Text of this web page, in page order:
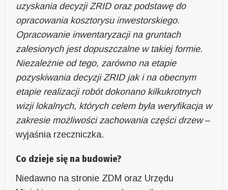
uzyskania decyzji ZRID oraz podstawę do
opracowania kosztorysu inwestorskiego.
Opracowanie inwentaryzacji na gruntach
zalesionych jest dopuszczalne w takiej formie.
Niezależnie od tego, zarówno na etapie
pozyskiwania decyzji ZRID jak i na obecnym
etapie realizacji robót dokonano kilkukrotnych
wizji lokalnych, których celem była weryfikacja w
zakresie możliwości zachowania części drzew–
wyjaśnia rzeczniczka.
Co dzieje się na budowie?
Niedawno na stronie ZDM oraz Urzędu